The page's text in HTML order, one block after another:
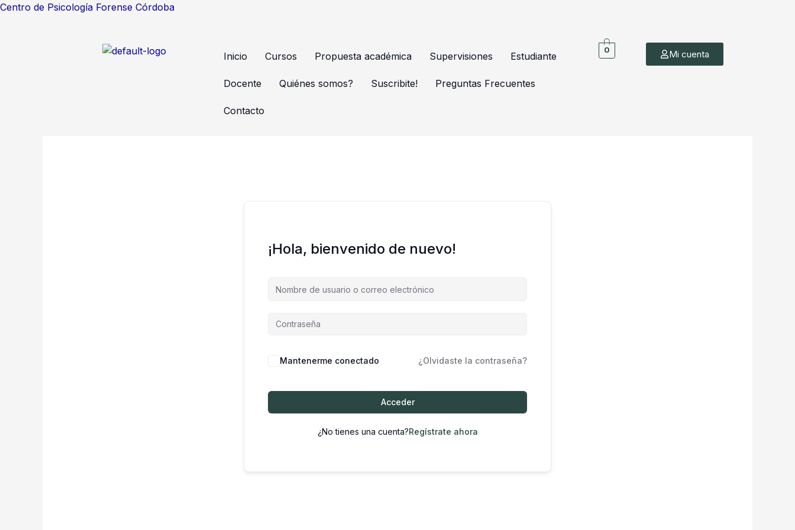
Ir
Centro de Psicología Forense Córdoba
Inicio Cursos Propuesta académica Supervisiones Estudiante
Docente Quiénes somos? Suscribite! Preguntas Frecuentes
Contacto
0 Mi cuenta
¡Hola, bienvenido de nuevo!
Mantenerme conectado ¿Olvidaste la contraseña?
Acceder
¿No tienes una cuenta?Regístrate ahora